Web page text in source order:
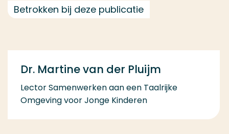
Betrokken bij deze publicatie
Dr. Martine van der Pluijm
Lector Samenwerken aan een Taalrijke
Omgeving voor Jonge Kinderen